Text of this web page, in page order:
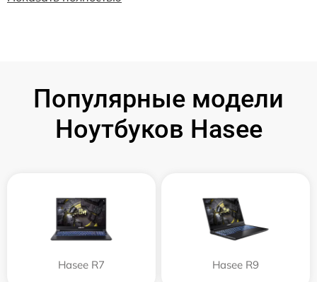
Популярные модели
Ноутбуков Hasee
Hasee R7 Hasee R9